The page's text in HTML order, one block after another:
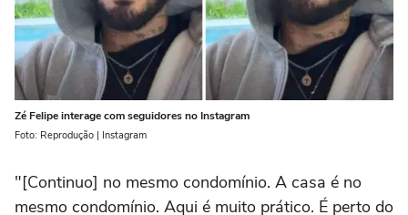
Zé Felipe interage com seguidores no Instagram
Foto: Reprodução | Instagram
"[Continuo] no mesmo condomínio. A casa é no
mesmo condomínio. Aqui é muito prático. É perto do